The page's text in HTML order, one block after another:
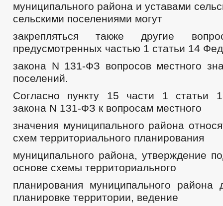
муниципального района и уставами
сельскими поселениями могут
закрепляться также другие
предусмотренных частью 1 статьи 14
закона N 131-ФЗ вопросов местного
поселений.
Согласно пункту 15 части 1 статьи
закона N 131-ФЗ к вопросам местного
значения муниципального района
схем территориального планирования
муниципального района, утверждение
основе схемы территориального
планирования муниципального района
планировке территории, ведение